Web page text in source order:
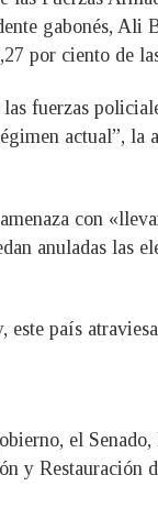
gabonés, Ali
por ciento de
fuerzas
actual”,
con
anuladas las
este país
el
y